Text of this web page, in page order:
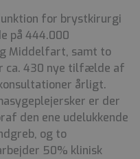
for brystkirurgi
på 444.000
Middelfart, samt to
ca. 430 nye tilfælde af
årligt.
er der
den ene udelukkende
og to
50% klinisk